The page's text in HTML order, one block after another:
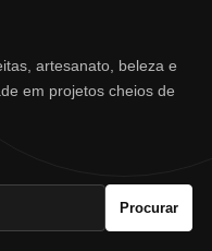
artesanato, beleza e
em projetos cheios de
Procurar